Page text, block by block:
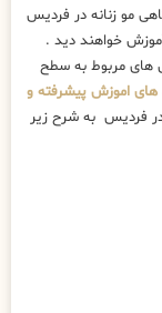
مو زنانه در فردیس
خواهند دید .
های مربوط به سطح
اموزش پیشرفته و
در فردیس به شرح زیر